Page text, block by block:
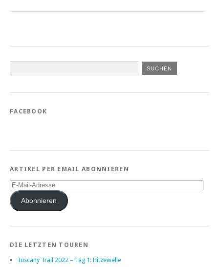
FACEBOOK
ARTIKEL PER EMAIL ABONNIEREN
E-
Mail-
AdresseAbonnieren
DIE LETZTEN TOUREN
Tuscany Trail 2022 – Tag 1: Hitzewelle